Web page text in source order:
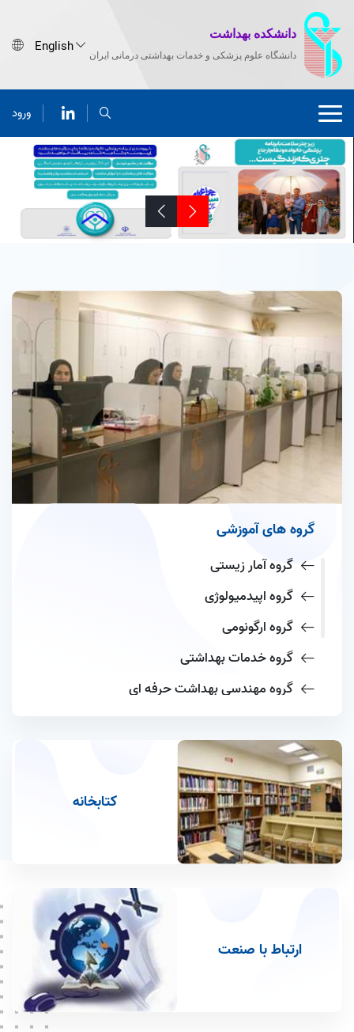
دانشکده بهداشت
دانشگاه علوم پزشکی و خدمات بهداشتی درمانی ایران
ورود
گروه های آموزشی
گروه آمار زیستی
گروه اپیدمیولوژی
گروه ارگونومی
گروه خدمات بهداشتی
گروه مهندسی بهداشت حرفه ای
گروه علوم تغذیه
دوره عالی بهداشت عمومی MPH
کتابخانه
ارتباط با صنعت